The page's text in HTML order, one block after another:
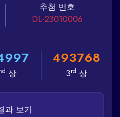
추첨 번호
DL-23010006
997
상
493768
3rd 상
과 보기